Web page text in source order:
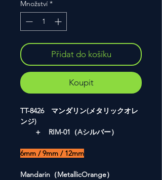
Množství *
Přidat do košíku
Koupit
TT-8426 マンダリン(メタリックオレ
ンジ)
＋ RIM-01（Aシルバー）
6mm / 9mm / 12mm
Mandarin（MetallicOrange）